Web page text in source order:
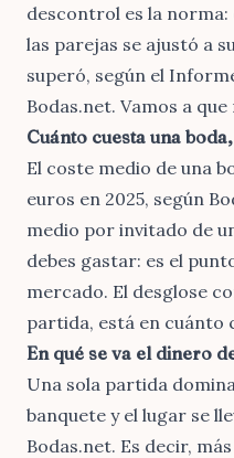
descontrol es la norma:
las parejas se ajustó a
superó, según el
Bodas.net. Vamos a
Cuánto cuesta una
El coste medio de una
euros en 2025, según
medio por invitado de
debes gastar: es el
mercado. El desglose
partida, está en cuánto
En qué se va el dinero
Una sola partida
banquete y el lugar se
Bodas.net. Es decir,